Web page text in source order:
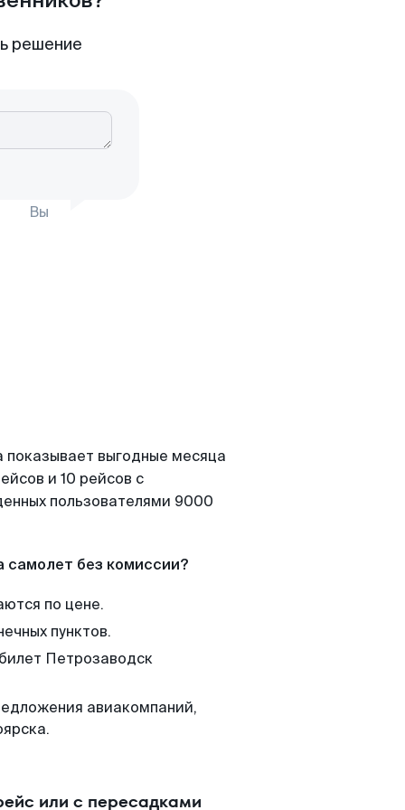
решение
Вы
показывает выгодные месяца
и 10 рейсов с
пользователями 9000
самолет без комиссии?
по цене.
пунктов.
Петрозаводск
авиакомпаний,
или с пересадками